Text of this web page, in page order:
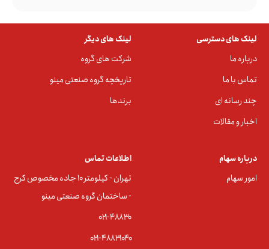
لینک های دسترسی
درباره ما
تماس با ما
چند رسانه ای
اخبار و مقالات
لینک های دیگر
شرکت های گروه
تاریخچه گروه صنعتی مینو
برندها
درباره سهام
امور سهام
اطلاعات تماس
تهران - کیلومتر ۱۰ جاده مخصوص کرج
- ساختمان گروه صنعتی مینو
۰۲۱-۴۸۸۳0
۰۲۱-۴۸۸۳۱۰۴۰